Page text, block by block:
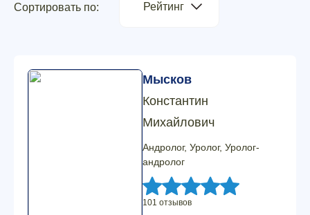
Сортировать по: Рейтинг
Мысков
Константин
Михайлович
Андролог, Уролог, Уролог-
андролог
101 отзывов